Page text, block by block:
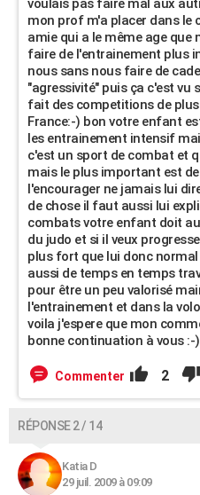
voulais pas faire mal aux
mon prof m'a placer dans le
amie qui a le même age que
faire de l'entrainement plus
nous sans nous faire de
"agressivité" puis ça c'est
fait des competitions de
France:-) bon votre enfant
les entrainement intensif
c'est un sport de combat et
mais le plus important est
l'encourager ne jamais lui
de chose il faut aussi lui
combats votre enfant doit
du judo et si il veux
plus fort que lui donc
aussi de temps en temps
pour être un peu valorisé
l'entrainement et dans la
voila j'espere que mon
bonne continuation à vous :-)
Commenter 2
RÉPONSE 2 / 14
Katia D
29 juil. 2009 à 09:09